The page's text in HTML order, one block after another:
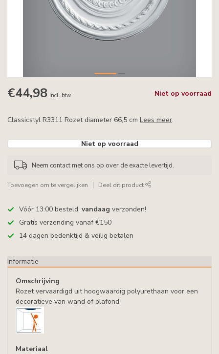
€44,98 Incl. btw Niet op voorraad
Classicstyl R3311 Rozet diameter 66,5 cm Lees meer.
Niet op voorraad
Neem contact met ons op over de exacte levertijd.
Toevoegen om te vergelijken Deel dit product
Vóór 13:00 besteld, vandaag verzonden!
Gratis verzending vanaf €150
14 dagen bedenktijd & veilig betalen
Informatie
Omschrijving
Rozet vervaardigd uit hoogwaardig polyurethaan voor een
decoratieve van wand of plafond.
Materiaal